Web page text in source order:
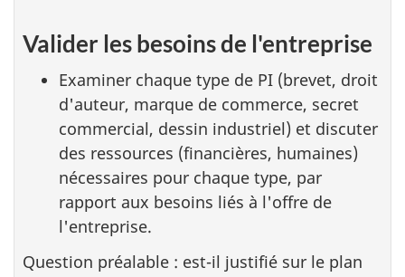
Valider les besoins de l'entreprise
Examiner chaque type de PI (brevet, droit
d'auteur, marque de commerce, secret
commercial, dessin industriel) et discuter
des ressources (financières, humaines)
nécessaires pour chaque type, par
rapport aux besoins liés à l'offre de
l'entreprise.
Question préalable : est-il justifié sur le plan